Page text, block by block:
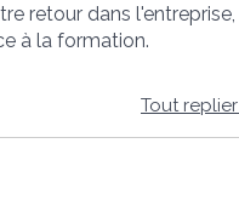
retour dans
à la formation.
Tout